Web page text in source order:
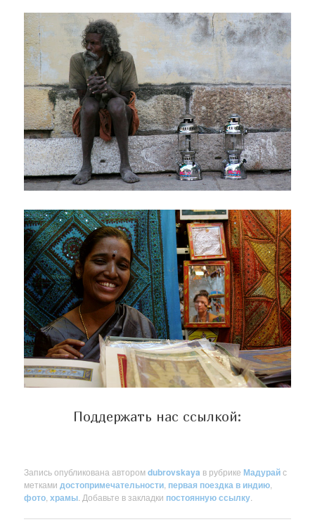
Поддержать нас ссылкой:
Запись опубликована авторомdubrovskaya в рубрикеМадурайс
метками достопримечательности первая поездка в индию
фото ,храмы . Добавьте в закладки постоянную ссылку